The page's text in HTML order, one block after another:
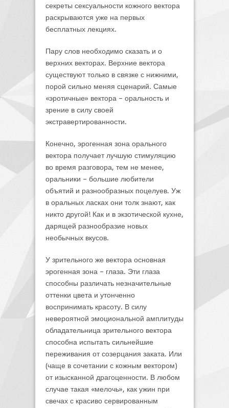
секреты сексуальности кожного вектора
раскрываются уже на первых
бесплатных лекциях.
Пару слов необходимо сказать и о
верхних векторах. Верхние вектора
существуют только в связке с нижними,
порой сильно меняя сценарий. Самые
«эротичные» вектора – оральность и
зрение в силу своей
экстравертированности.
Конечно, эрогенная зона орального
вектора получает лучшую стимуляцию
во время разговора, тем не менее,
оральники – большие любители
объятий и разнообразных поцелуев. Уж
в оральных ласках они толк знают, как
никто другой! Как и в экзотической кухне,
дарящей разнообразие новых
необычных вкусов.
У зрительного же вектора основная
эрогенная зона – глаза. Эти глаза
способны различать незначительные
оттенки цвета и утонченно
воспринимать красоту. В силу
невероятной эмоциональной амплитуды
обладательница зрительного вектора
способна испытать сильнейшие
переживания от созерцания заката. Или
(чаще в сочетании с кожным вектором)
от изысканной драгоценности. В любом
случае такая «мелочь», как ужин при
свечах с красиво сервированным